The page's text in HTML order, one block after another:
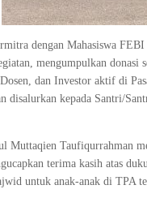
dengan Mahasiswa
mengumpulkan donasi
dan Investor aktif di
disalurkan kepada Santri/
Muttaqien Taufiqurrahman
terima kasih atas
untuk anak-anak di TPA